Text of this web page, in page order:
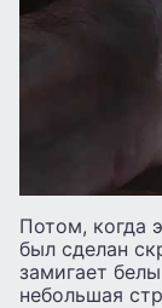
Потом, когда
был сделан
замигает
небольшая